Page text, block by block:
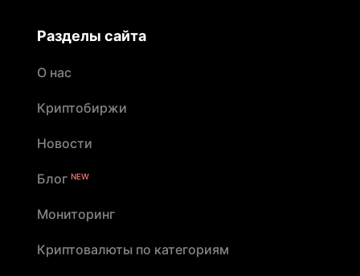
Разделы сайта
О нас
Криптобиржи
Новости
Блог NEW
Мониторинг
Криптовалюты по категориям